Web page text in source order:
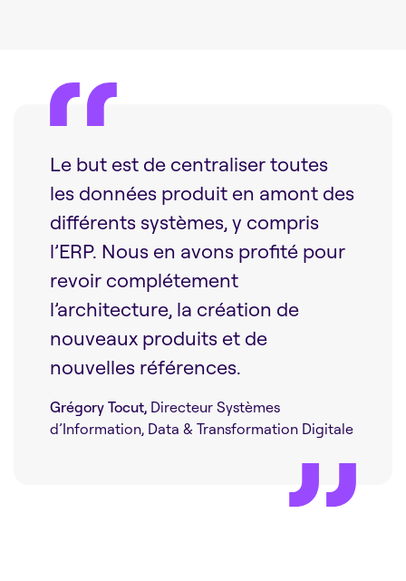
Le but est de centraliser toutes
les données produit en amont des
différents systèmes, y compris
l’ERP. Nous en avons profité pour
revoir complétement
l’architecture, la création de
nouveaux produits et de
nouvelles références.
Grégory Tocut, Directeur Systèmes
d’Information, Data & Transformation Digitale